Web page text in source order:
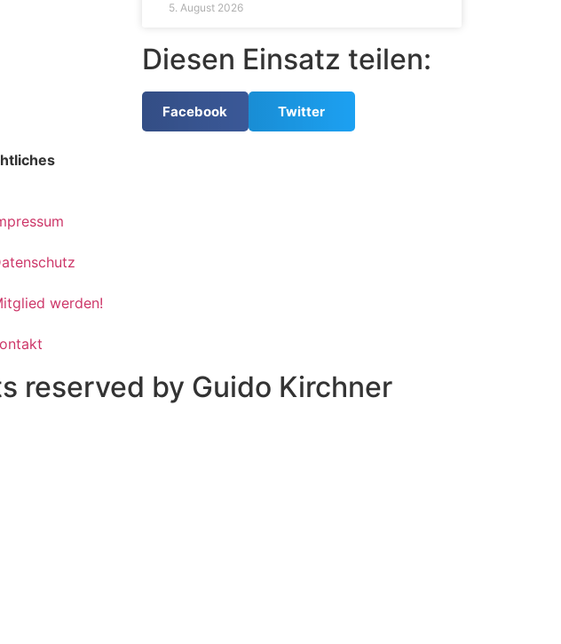
5. August 2026
Diesen Einsatz teilen:
Facebook Twitter
werden!
reserved by Guido Kirchner